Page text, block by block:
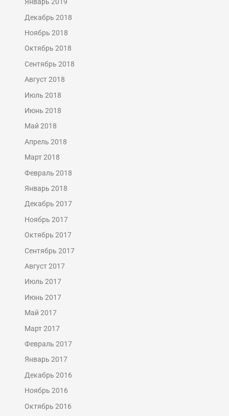
Декабрь 2018
Ноябрь 2018
Октябрь 2018
Сентябрь 2018
Август 2018
Июль 2018
Июнь 2018
Май 2018
Апрель 2018
Март 2018
Февраль 2018
Январь 2018
Декабрь 2017
Ноябрь 2017
Октябрь 2017
Сентябрь 2017
Август 2017
Июль 2017
Июнь 2017
Май 2017
Март 2017
Февраль 2017
Январь 2017
Декабрь 2016
Ноябрь 2016
Октябрь 2016